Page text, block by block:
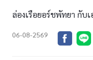
ล่องเรือยอร์ชพัทยา กับ
06-08-2569